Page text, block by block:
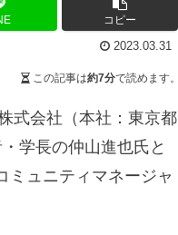
コピー
2023.03.31
この記事は約7分で読めます。
式会社（本社：東京都
学長の仲山進也氏と
ミュニティマネージャ